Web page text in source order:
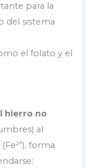
para la
del sistema
el folato y el
hierro no
al
forma